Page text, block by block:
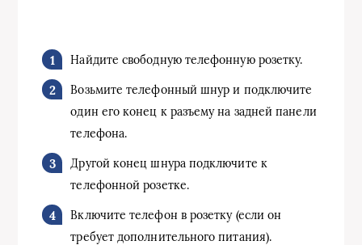
Найдите свободную телефонную розетку.
Возьмите телефонный шнур и подключите
один его конец к разъему на задней панели
телефона.
Другой конец шнура подключите к
телефонной розетке.
Включите телефон в розетку (если он
требует дополнительного питания).